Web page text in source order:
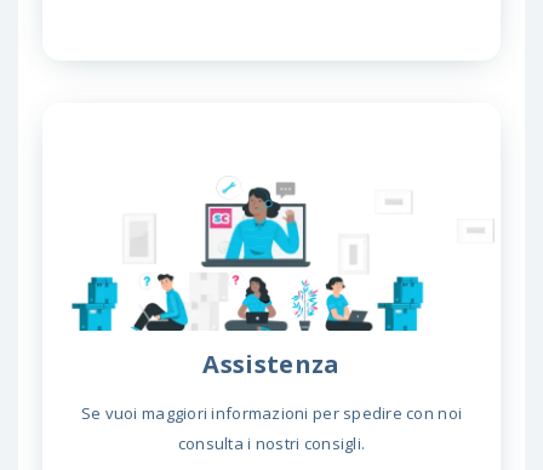
Assistenza
Se vuoi maggiori informazioni per spedire con noi
consulta i nostri consigli.